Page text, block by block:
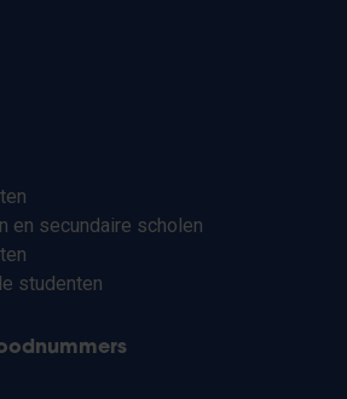
en secundaire scholen
studenten